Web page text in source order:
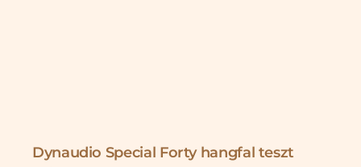
Dynaudio Special Forty hangfal teszt